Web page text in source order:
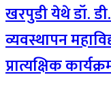
खरपुडी येथे डॉ.
व्यवस्थापन
प्रात्यक्षिक